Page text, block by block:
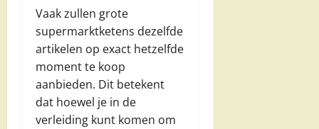
Vaak zullen grote
supermarktketens dezelfde
artikelen op exact hetzelfde
moment te koop
aanbieden. Dit betekent
dat hoewel je in de
verleiding kunt komen om